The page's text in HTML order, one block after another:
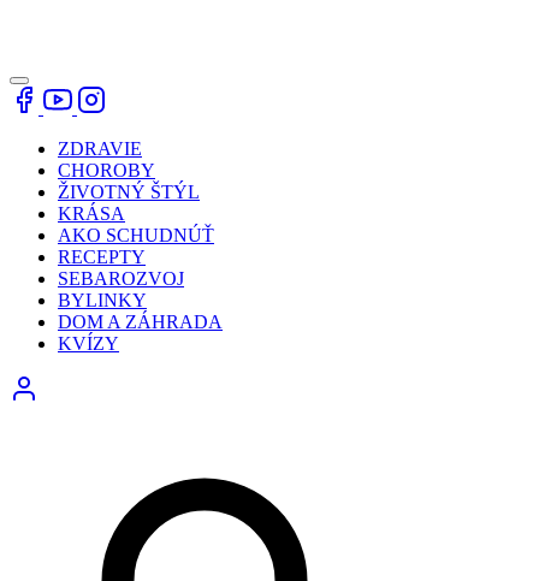
ZDRAVIE
CHOROBY
ŽIVOTNÝ ŠTÝL
KRÁSA
AKO SCHUDNÚŤ
RECEPTY
SEBAROZVOJ
BYLINKY
DOM A ZÁHRADA
KVÍZY